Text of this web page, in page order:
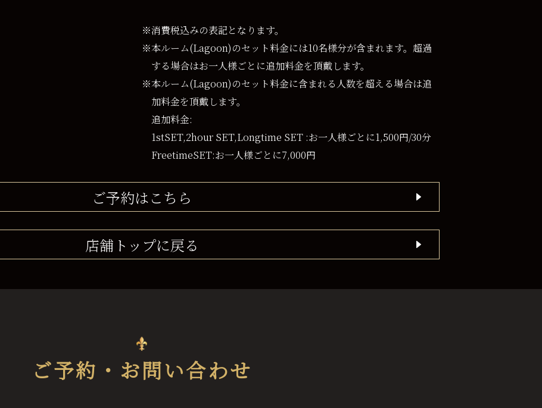
※消費税込みの表記となります。
※本ルーム(Lagoon)のセット料金には10名様分が含まれます。超過
する場合はお一人様ごとに追加料金を頂戴します。
※本ルーム(Lagoon)のセット料金に含まれる人数を超える場合は追
加料金を頂戴します。
追加料金:
1stSET,2hour SET,Longtime SET :お一人様ごとに1,500円/30分
FreetimeSET:お一人様ごとに7,000円
ご予約はこちら
店舗トップに戻る
ご予約・お問い合わせ